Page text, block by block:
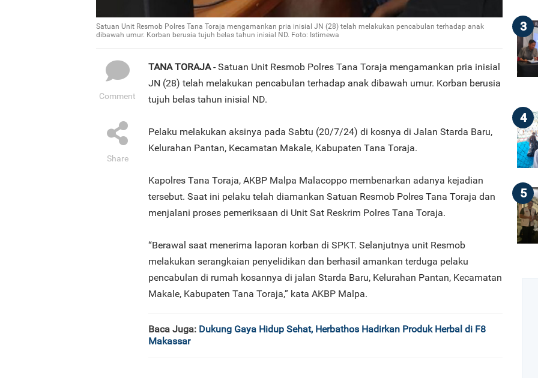
Satuan Unit Resmob Polres Tana Toraja mengamankan pria inisial JN (28) telah melakukan pencabulan terhadap anak
dibawah umur. Korban berusia tujuh belas tahun inisial ND. Foto: Istimewa
Comment
Share
TANA TORAJA- Satuan Unit Resmob Polres Tana Toraja mengamankan pria inisial
JN (28) telah melakukan pencabulan terhadap anak dibawah umur. Korban berusia
tujuh belas tahun inisial ND.
Pelaku melakukan aksinya pada Sabtu (20/7/24) di kosnya di Jalan Starda Baru,
Kelurahan Pantan, Kecamatan Makale, Kabupaten Tana Toraja.
Kapolres Tana Toraja, AKBP Malpa Malacoppo membenarkan adanya kejadian
tersebut. Saat ini pelaku telah diamankan Satuan Resmob Polres Tana Toraja dan
menjalani proses pemeriksaan di Unit Sat Reskrim Polres Tana Toraja.
“Berawal saat menerima laporan korban di SPKT. Selanjutnya unit Resmob
melakukan serangkaian penyelidikan dan berhasil amankan terduga pelaku
pencabulan di rumah kosannya di jalan Starda Baru, Kelurahan Pantan, Kecamatan
Makale, Kabupaten Tana Toraja,” kata AKBP Malpa.
Baca Juga: Dukung Gaya Hidup Sehat, Herbathos Hadirkan Produk Herbal di F8
Makassar
3
4
5